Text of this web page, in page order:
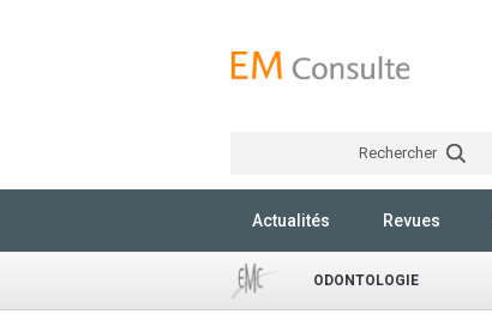
Rechercher
Actualités Revues
ODONTOLOGIE